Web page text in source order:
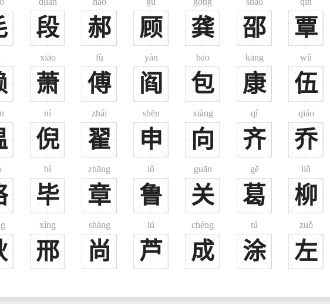
在南方诸省中所占比例一般不足8%，而在东南诸省中，比例仅在4%左右。
，得罪而死。其妻陈国契和氏，与子利正逃难至伊侯之墟，食木子得全，遂改理为李氏
，拜为将军又迁于略阳北土，复号巴氐，见《晋书》。
种，见《旧五代史》等。
《新唐书》。
段 郝 顾 龚 邵 覃
xiāo
萧
fù
傅
yán
阎
bāo
包
kāng
康
wǔ
伍
ní
倪
zhái
翟
shēn
申
xiàng
向
qí
齐
qiáo
乔
bì
毕
zhāng
章
lǔ
鲁
guān
关
gě
葛
liǔ
柳
xíng
邢
shàng
尚
lú
芦
chéng
成
tú
涂
zuǒ
左